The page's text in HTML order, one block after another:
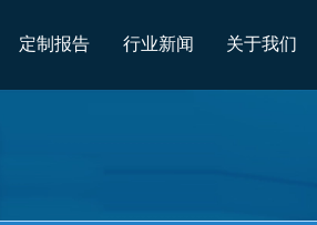
定制报告 行业新闻 关于我们